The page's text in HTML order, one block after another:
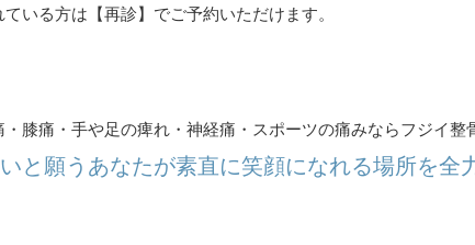
いる方は【再診】でご予約いただけます。
膝痛・手や足の痺れ・神経痛・スポーツの痛みならフジイ整
と願うあなたが素直に笑顔になれる場所を全